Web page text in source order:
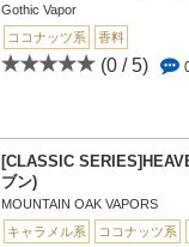
Gothic Vapor
ココナッツ系
香料
(0 / 5)
[CLASSIC
ブン)
MOUNTAIN OAK VAPORS
キャラメル系
ココナッツ系